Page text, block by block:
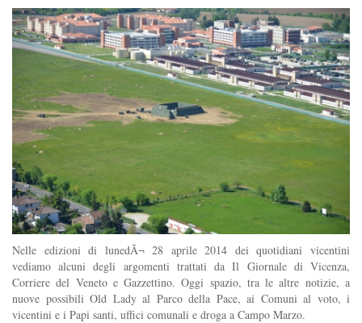
Nelle edizioni di lunedÃ¬ 28 aprile 2014 dei quotidiani vicentini
vediamo alcuni degli argomenti trattati da Il Giornale di Vicenza,
Corriere del Veneto e Gazzettino. Oggi spazio, tra le altre notizie, a
nuove possibili Old Lady al Parco della Pace, ai Comuni al voto, i
vicentini e i Papi santi, uffici comunali e droga a Campo Marzo.